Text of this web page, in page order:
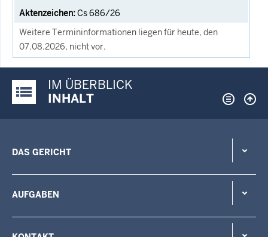
Cs 686/26
Weitere Termininformationen liegen für heute, den
07.08.2026, nicht vor.
Justiz-Portal im Überblick:
IM ÜBERBLICK
INHALT
DAS GERICHT
AUFGABEN